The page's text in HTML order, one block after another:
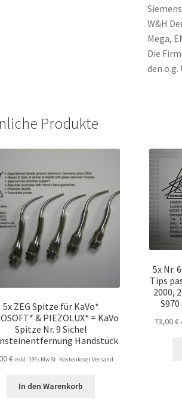
W&H
Mega,
Die
den
Produkte
5x ZEG Spitze für KaVo*
& PIEZOLUX* = KaVo
Spitze Nr. 9 Sichel
Handstück
€ exkl. 19% MwSt. Kostenloser Versand
In den Warenkorb
5x Nr.
Tips
2000,
73,00€